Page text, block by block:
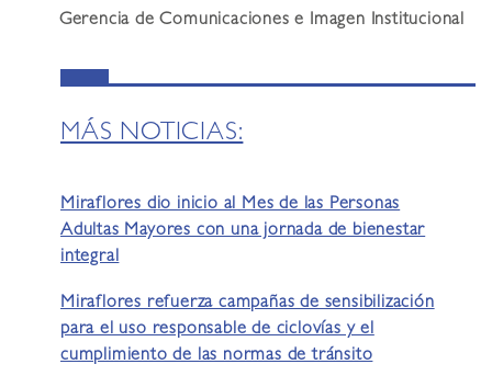
Gerencia de Comunicaciones e Imagen Institucional
MÁS NOTICIAS:
Miraflores dio inicio al Mes de las Personas
Adultas Mayores con una jornada de bienestar
integral
Miraflores refuerza campañas de sensibilización
para el uso responsable de ciclovías y el
cumplimiento de las normas de tránsito